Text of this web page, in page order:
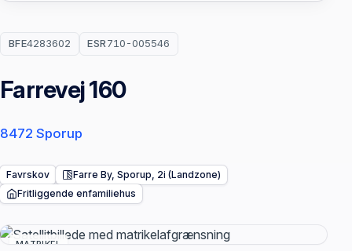
BFE4283602 ESR710-005546
Farrevej 160
8472 Sporup
Favrskov
Farre By, Sporup, 2i (Landzone)
Fritliggende enfamiliehus
MATRIKEL